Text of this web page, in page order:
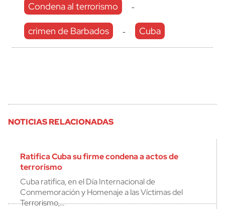
Condena al terrorismo -
crimen de Barbados - Cuba
NOTICIAS RELACIONADAS
Ratifica Cuba su firme condena a actos de
terrorismo
Cuba ratifica, en el Día Internacional de
Conmemoración y Homenaje a las Víctimas del
Terrorismo,…